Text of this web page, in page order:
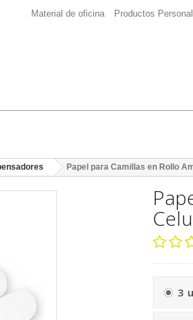
Material de oficina Productos
Papel para Camillas en Rollo
3